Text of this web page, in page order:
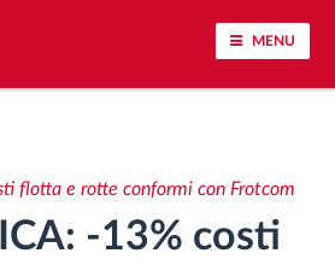
MENU
guida
flotta e rotte conformi con Frotcom
-13% costi